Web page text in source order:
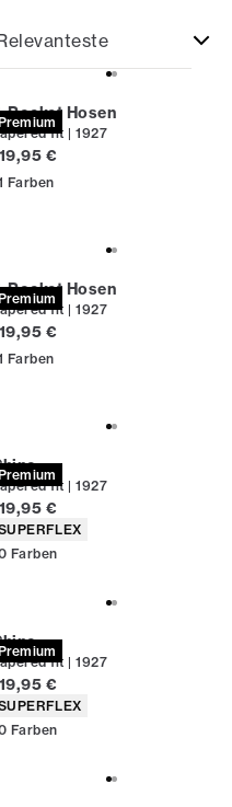
Pocket Hosen
fit | 1927
€
Farben
Pocket Hosen
fit | 1927
€
Farben
fit | 1927
€
Farben
fit | 1927
€
Farben